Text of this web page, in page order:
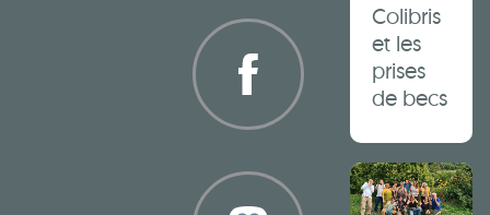
Colibris
et les
prises
de becs